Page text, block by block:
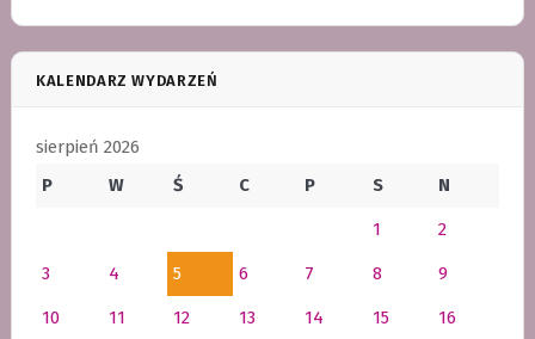
KALENDARZ WYDARZEŃ
sierpień 2026
P
W Ś C P S N
1 2
3 4 5 6 7 8 9
10 11 12 13 14 15 16